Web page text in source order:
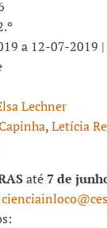
a 12-07-2019
Lechner
,Letícia
até 7 de